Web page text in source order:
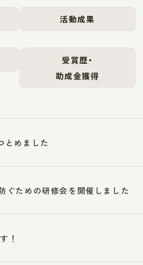
活動成果
受賞歴・
助成金獲得
とめました
ぐための研修会を開催しました
！